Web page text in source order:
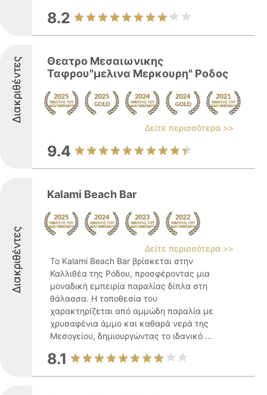
8.2
Διακριθέντες
Θεατρο Μεσαιωνικης
Ταφρου"μελινα Μερκουρη" Ροδος
Δείτε περισσότερα >>
9.4
Διακριθέντες
Kalami Beach Bar
Δείτε περισσότερα >>
Το Kalami Beach Bar βρίσκεται στην
Καλλιθέα της Ρόδου, προσφέροντας μια
μοναδική εμπειρία παραλίας δίπλα στη
θάλασσα. Η τοποθεσία του
χαρακτηρίζεται από αμμώδη παραλία με
χρυσαφένια άμμο και καθαρά νερά της
Μεσογείου, δημιουργώντας το ιδανικό ...
8.1